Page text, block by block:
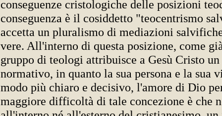
conseguenze cristologiche delle posizioni
conseguenza è il cosiddetto "teocentrismo
accetta un pluralismo di mediazioni
vere. All'interno di questa posizione, come
gruppo di teologi attribuisce a Gesù Cristo
normativo, in quanto la sua persona e la sua
modo più chiaro e decisivo, l'amore di Dio
maggiore difficoltà di tale concezione è che